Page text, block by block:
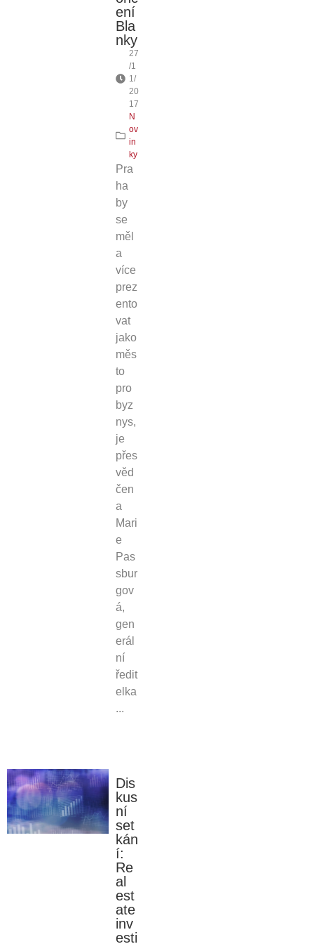
ení
Bla
nky
27
/1
1/
20
17
N
ov
in
ky
Pra
ha
by
se
měl
a
více
prez
ento
vat
jako
měs
to
pro
byz
nys,
je
přes
věd
čen
a
Mari
e
Pas
sbur
gov
á,
gen
erál
ní
ředit
elka
...
Dis
kus
ní
set
kán
í:
Re
al
est
ate
inv
esti